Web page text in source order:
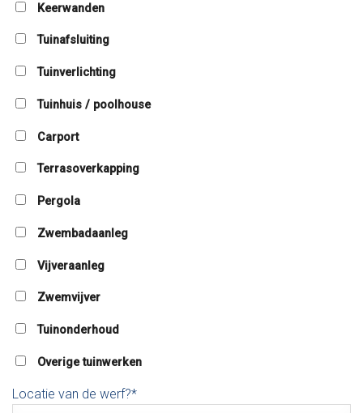
Keerwanden
Tuinafsluiting
Tuinverlichting
Tuinhuis / poolhouse
Carport
Terrasoverkapping
Pergola
Zwembadaanleg
Vijveraanleg
Zwemvijver
Tuinonderhoud
Overige tuinwerken
Locatie van de werf?*